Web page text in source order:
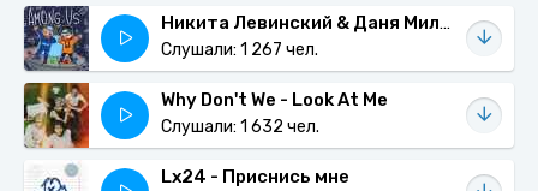
Никита Левинский & Даня Милохин - Among Us
Слушали: 1 267 чел.
Why Don't We - Look At Me
Слушали: 1 632 чел.
Lx24 - Приснись мне